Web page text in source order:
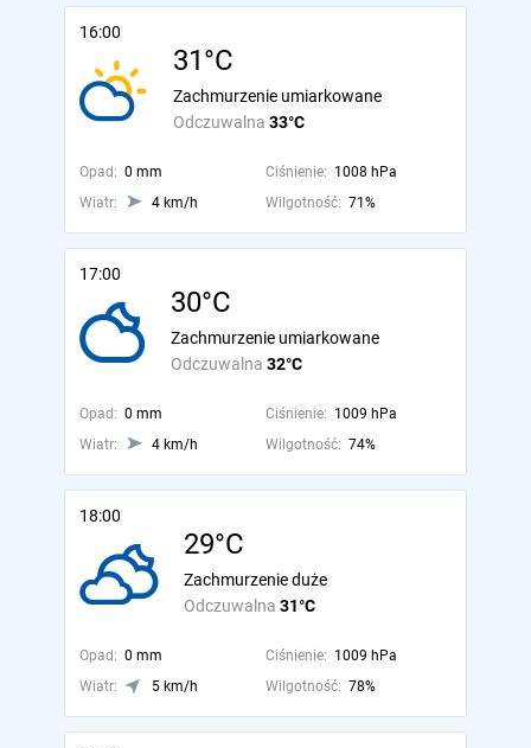
16:00
31°C
Odczuwalna 33°C
Zachmurzenie umiarkowane
Opad: 0 mm Ciśnienie: 1008 hPa
Wiatr:
4 km/h Wilgotność: 71%
17:00
30°C
Odczuwalna 32°C
Zachmurzenie umiarkowane
Opad: 0 mm Ciśnienie: 1009 hPa
Wiatr:
4 km/h Wilgotność: 74%
18:00
29°C
Odczuwalna 31°C
Zachmurzenie duże
Opad: 0 mm Ciśnienie: 1009 hPa
Wiatr:
5 km/h Wilgotność: 78%